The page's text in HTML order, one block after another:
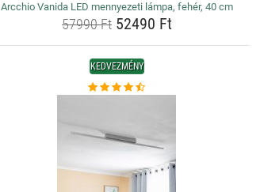
Arcchio Vanida LED mennyezeti lámpa, fehér, 40 cm
57990 Ft52490 Ft
KEDVEZMÉNY